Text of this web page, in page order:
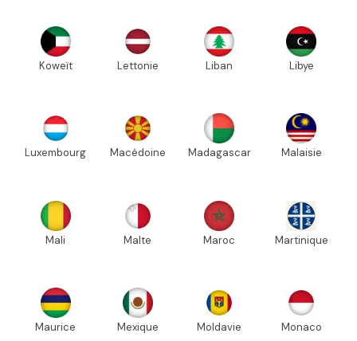
Koweït Lettonie Liban Libye
Luxembourg Macédoine Madagascar Malaisie
Mali Malte Maroc Martinique
Maurice Mexique Moldavie Monaco